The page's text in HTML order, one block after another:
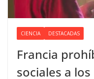
CIENCIA DESTACADAS
Francia
sociales a